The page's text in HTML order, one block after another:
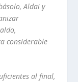
Aldai y
considerable
al final,